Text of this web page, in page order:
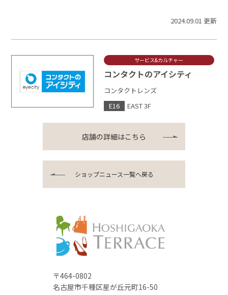
2024.09.01 更新
サービス&カルチャー
コンタクトのアイシティ
コンタクトレンズ
E16
EAST 3F
店舗の詳細はこちら
ショップニュース一覧へ戻る
〒464-0802
名古屋市千種区星が丘元町16-50